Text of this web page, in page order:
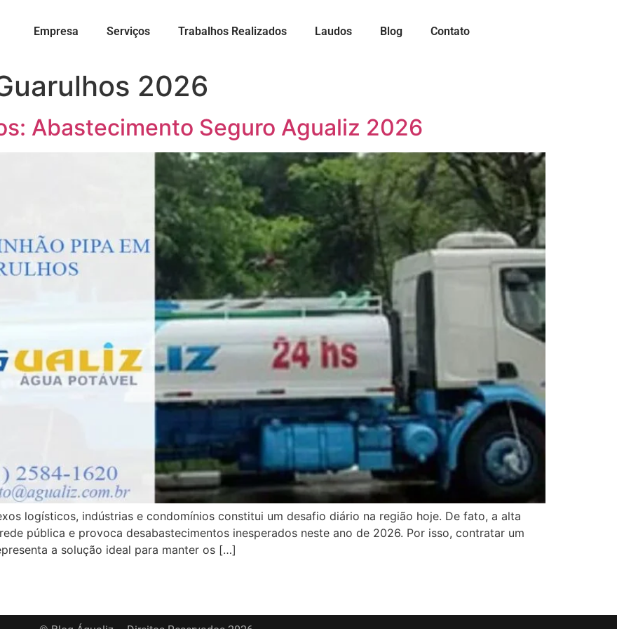
Empresa Serviços Trabalhos Realizados Laudos Blog Contato
2026
Abastecimento Seguro Agualiz 2026
logísticos, indústrias e condomínios constitui um desafio diário na região hoje. De fato, a alta
pública e provoca desabastecimentos inesperados neste ano de 2026. Por isso, contratar um
a solução ideal para manter os […]